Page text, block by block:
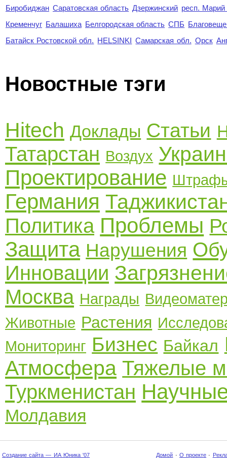
Биробиджан Саратовская область Дзержинский респ.
Кременчуг Балашиха Белгородская область СПБ
Батайск Ростовской обл. HELSINKI Самарская обл. Орск
Новостные тэги
Hitech Доклады Статьи
Татарстан Воздух
Проектирование
Германия
Политика Проблемы
Защита Нарушения
Инновации
Москва Награды
Животные Растения
Мониторинг Бизнес Байкал
Атмосфера Тяжелые
Туркменистан
Молдавия
Создание сайта — ИА Юника '07 Домой · О проекте ·